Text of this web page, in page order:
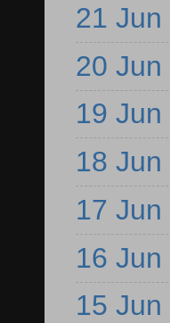
21 Jun
20 Jun
19 Jun
18 Jun
17 Jun
16 Jun
15 Jun